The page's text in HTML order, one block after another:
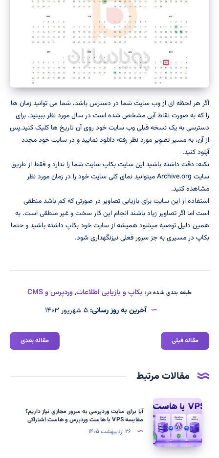
اگر هر لحظه ای از وب سایت شما در دسترس باشد، شما می توانید زمان ها
را که به صورت نقاط آبی مشخص شده است در سال مورد نظر ببینید. برای
دسترسی به یک نسخه قبلی وب سایت خود روی آن تاریخ ها کلیک کنید.پس
از آن، به مسیر تصویر مورد نظر رفته دانلود نمایید و در سایت خود مجدد
آپلود کنید.
نکته: دقت داشته باشید این سایت بکاپ سایت شما را ندارد و فقط از طریق
سایت Archive.org میتوانید نمای کلی سایت خود را در زمان مورد نظر
مشاهده کنید.
استفاده از این سایت برای بازیابی تصاویر در صورتی که کم باشد منطقی
است اما اگر تصاویر زیاد باشند انجام این کار سخت و غیر منطقی است. به
همین دلیل توصیه میشود همیشه از سایت خود بکاپ داشته باشید و حتما
بکاپ در مسیری به جز سرور فعلی نیزنگهداری شود.
طبقه بندی شده در: بکاپ و بازیابی اطلاعات,وردپرس و CMS
آخرین به روز رسانی:
مقاله قبلی مقاله بعدی
مقالات مرتبط
آیا
برای
سایت
وردپرسی
به
آیا برای سایت وردپرسی به سرور مجازی نیاز داریم؟
مقایسه VPS با هاست وردپرس و هاست اشتراکی
۲۶ اردیبهشت ۱۴۰۵